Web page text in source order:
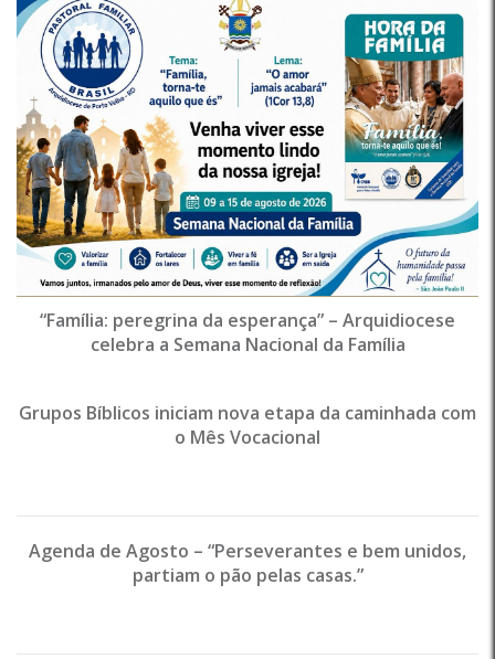
“Família: peregrina da esperança” – Arquidiocese
celebra a Semana Nacional da Família
Grupos Bíblicos iniciam nova etapa da caminhada com
o Mês Vocacional
Agenda de Agosto – “Perseverantes e bem unidos,
partiam o pão pelas casas.”